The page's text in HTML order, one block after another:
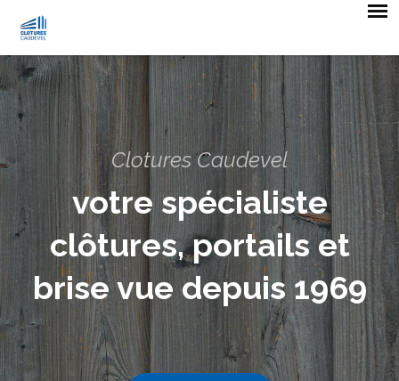
Clotures Caudevel
votre spécialiste
clôtures, portails et
brise vue depuis 1969